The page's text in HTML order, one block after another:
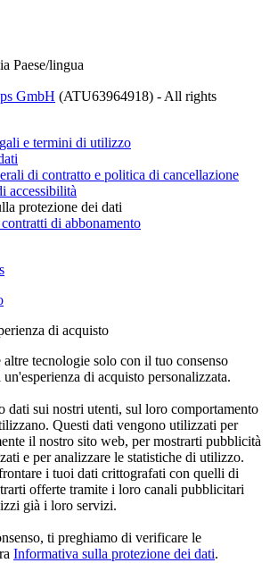
Paese/lingua
GmbH (ATU63964918) - All rights
e termini di utilizzo
di contratto e politica di cancellazione
accessibilità
protezione dei dati
di abbonamento
di acquisto
tecnologie solo con il tuo consenso
di acquisto personalizzata.
dati sui nostri utenti, sul loro comportamento
Questi dati vengono utilizzati per
il nostro sito web, per mostrarti pubblicità
e per analizzare le statistiche di utilizzo.
i tuoi dati crittografati con quelli di
offerte tramite i loro canali pubblicitari
già i loro servizi.
ti preghiamo di verificare le
Informativa sulla protezione dei dati.